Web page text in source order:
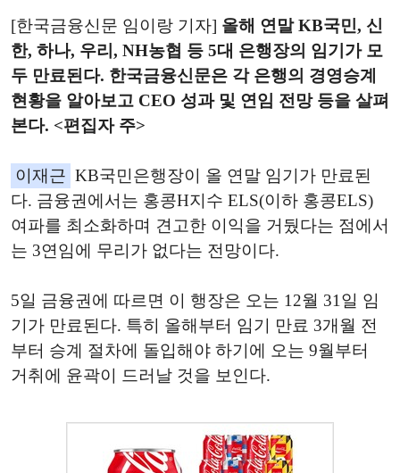
[한국금융신문 임이랑 기자] 올해 연말 KB국민, 신
한, 하나, 우리, NH농협 등 5대 은행장의 임기가 모
두 만료된다. 한국금융신문은 각 은행의 경영승계
현황을 알아보고 CEO 성과 및 연임 전망 등을 살펴
본다. <편집자 주>
이재근 KB국민은행장이 올 연말 임기가 만료된
다. 금융권에서는 홍콩H지수 ELS(이하 홍콩ELS)
여파를 최소화하며 견고한 이익을 거뒀다는 점에서
는 3연임에 무리가 없다는 전망이다.
5일 금융권에 따르면 이 행장은 오는 12월 31일 임
기가 만료된다. 특히 올해부터 임기 만료 3개월 전
부터 승계 절차에 돌입해야 하기에 오는 9월부터
거취에 윤곽이 드러날 것을 보인다.